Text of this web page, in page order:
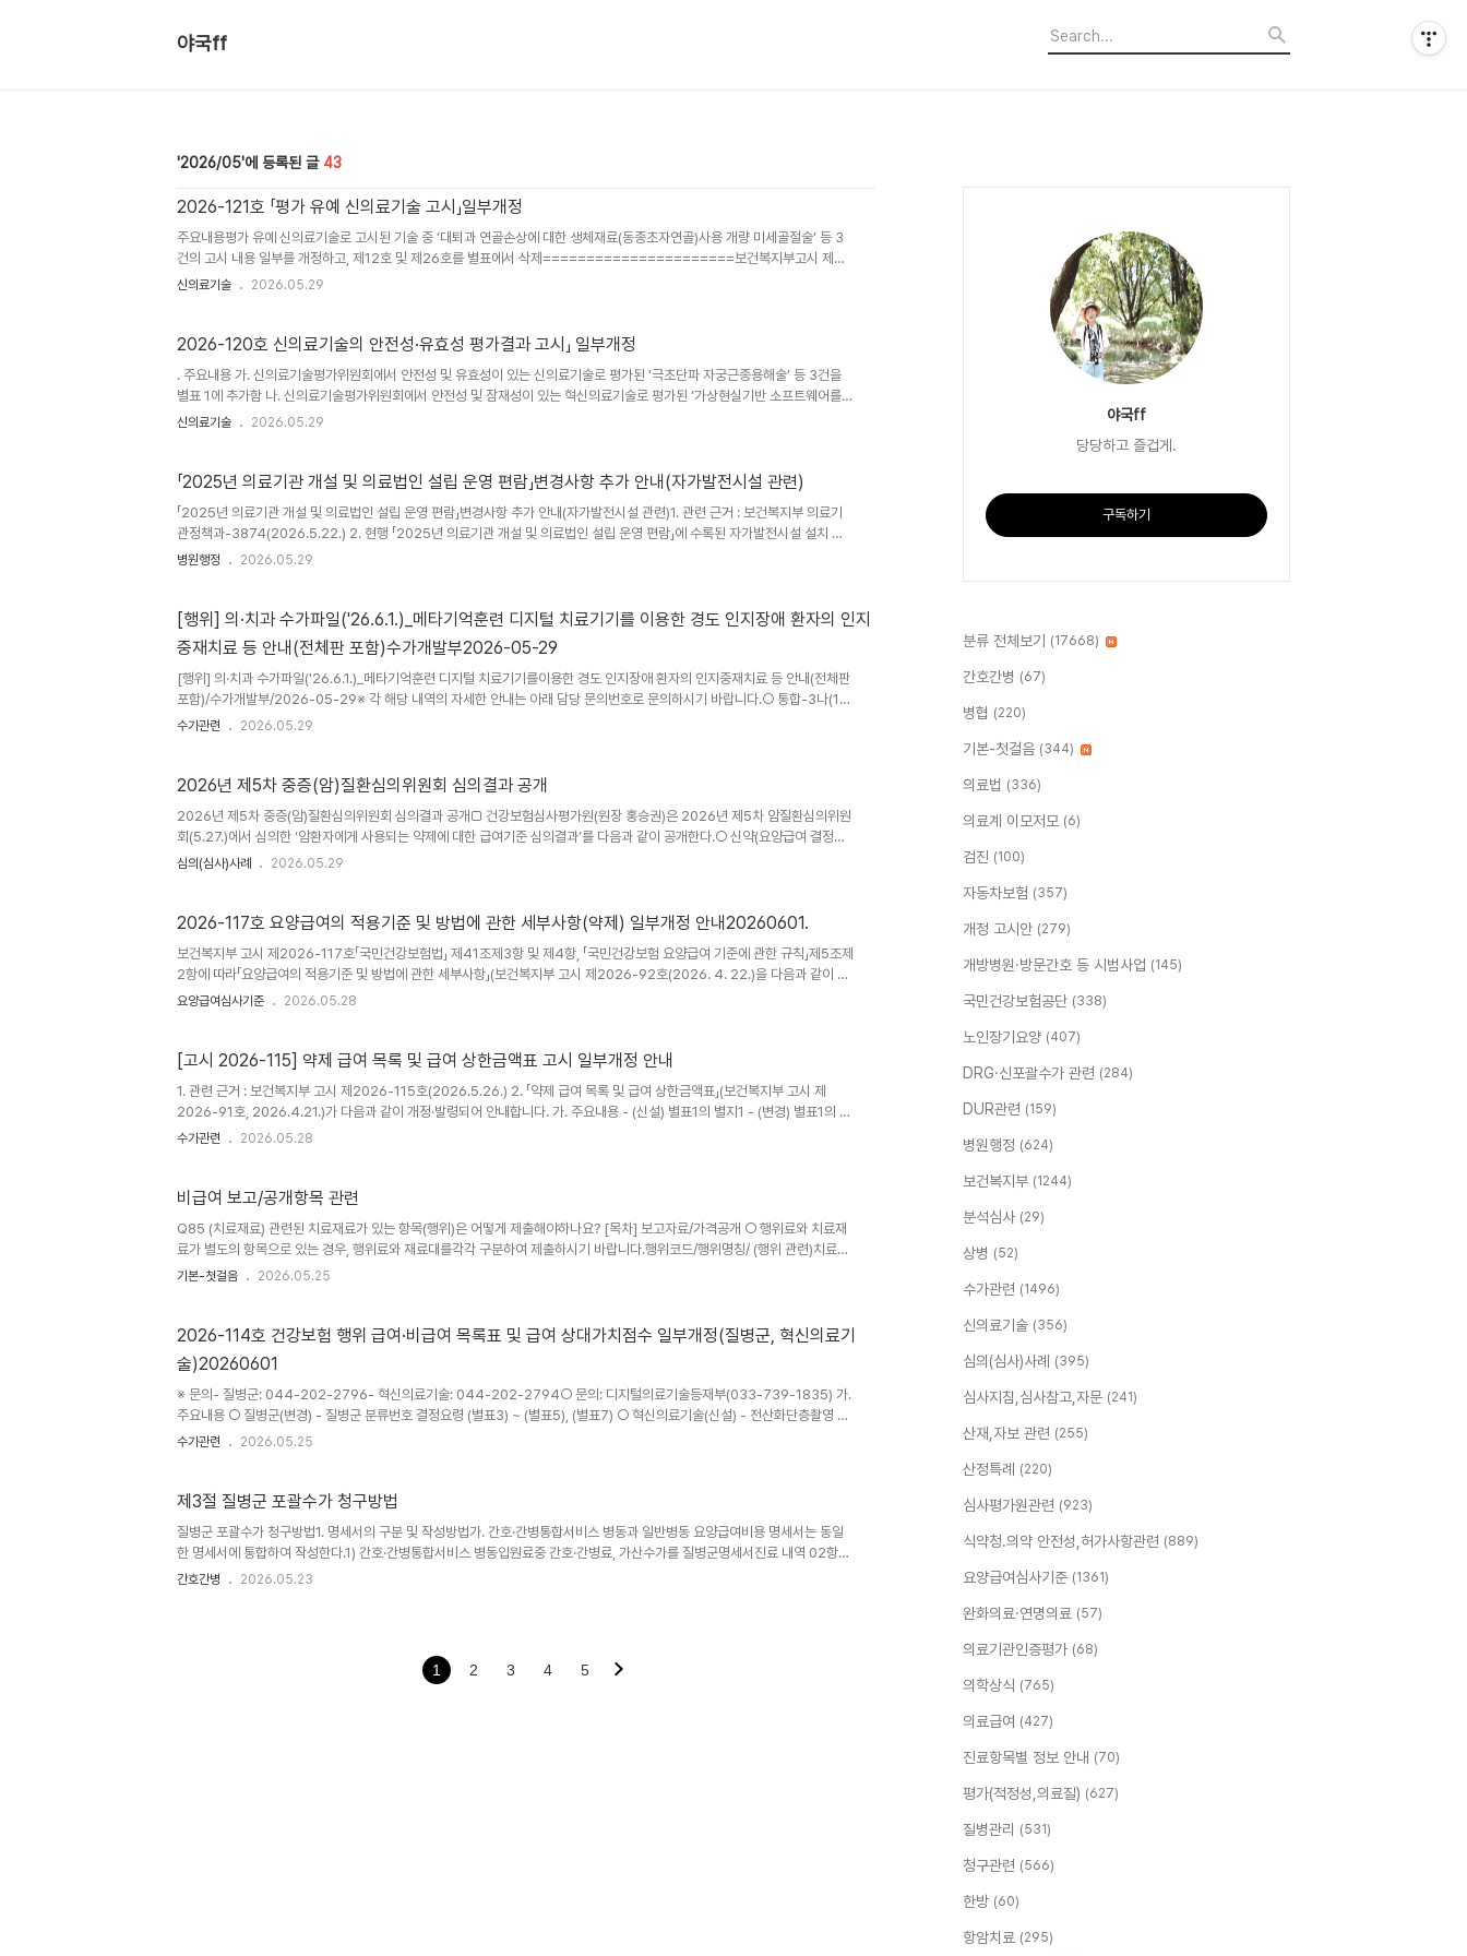
야국ff
2026/05 43
2026-121호 「평가 유예 신의료기술 고시」일부개정
주요내용평가 유예 신의료기술로 고시된 기술 중 ‘대퇴과 연골손상에 대한 생체재료(동종초자연골)사용 개량 미세골절술’ 등 3
건의 고시 내용 일부를 개정하고, 제12호 및 제26호를 별표에서 삭제======================보건복지부고시 제
2026 - 121호 「신의료기술평가에 관한 규칙」제3조제5항에 의한 「평가 유예 신의료기술 고시」(보건복지부 고시 제2026 -
임 1과 같이 변경한다. 부 칙이 고시는 발령한 날부터 시행한다. ［붙..
신의료기술 2026.05.29
2026-120호 신의료기술의 안전성·유효성 평가결과 고시」 일부개정
. 주요내용 가. 신의료기술평가위원회에서 안전성 및 유효성이 있는 신의료기술로 평가된 ‘극초단파 자궁근종용해술’ 등 3건을
별표 1에 추가함 나. 신의료기술평가위원회에서 안전성 및 잠재성이 있는 혁신의료기술로 평가된 ‘가상현실기반 소프트웨어를
이용한 성인 주요우울장애 환자의 인지행동치료’ 1건을 별표 3에 추가하고, 혁신의료기술로 고시된 기술 중 ‘선택적 망막치료술’
합니다.2026년 5월 29일보건복지부장관 「신의료기술의 안전성ㆍ유효성..
신의료기술 2026.05.29
「2025년 의료기관 개설 및 의료법인 설립 운영 편람」변경사항 추가 안내(자가발전시설 관련)
「2025년 의료기관 개설 및 의료법인 설립 운영 편람」변경사항 추가 안내(자가발전시설 관련)1. 관련 근거 : 보건복지부 의료기
관정책과-3874(2026.5.22.) 2. 현행 「2025년 의료기관 개설 및 의료법인 설립 운영 편람」에 수록된 자가발전시설 설치 및
운영 기준 관련 내용이 아래와 같이 보완되어 안내하오니 업무에 참고하시기 바랍니다. ※ 「2025년 의료기관 개설 및 의료법인
사 지적 사항 추가 붙임: 1. 자가발전시설..
병원행정 2026.05.29
[행위] 의·치과 수가파일('26.6.1.)_메타기억훈련 디지털 치료기기를 이용한 경도 인지장애 환자의 인지
중재치료 등 안내(전체판 포함)수가개발부2026-05-29
[행위] 의·치과 수가파일('26.6.1.)_메타기억훈련 디지털 치료기기를이용한 경도 인지장애 환자의 인지중재치료 등 안내(전체판
포함)/수가개발부/2026-05-29※ 각 해당 내역의 자세한 안내는 아래 담당 문의번호로 문의하시기 바랍니다.○ 통합-3나(1)
전산화단층촬영 혈관조영술 영상을 활용한 인공지능기반 뇌 대혈관폐색 선별 검사(제품명: JLK-LVO) 관련 (디지털의료기술등
의 인지중재치료(제품명: 코그테라(Cogthera)) ..
수가관련 2026.05.29
2026년 제5차 중증(암)질환심의위원회 심의결과 공개
2026년 제5차 중증(암)질환심의위원회 심의결과 공개□ 건강보험심사평가원(원장 홍승권)은 2026년 제5차 암질환심의위원
회(5.27.)에서 심의한 ‘암환자에게 사용되는 약제에 대한 급여기준 심의결과’를 다음과 같이 공개한다.○ 신약(요양급여 결정신
청) 및 급여기준 확대구분품 목제약사효능․효과심의결과요양급여결정신청림카토주(안발캅타젠오토류셀)주식회사큐로셀두 가
받은 적이 있고,엽산 수용체 알파(FRα) 양성이면서백금기반 화학요법에 저항성이 있는고등급 장액성 상피성..
심의(심사)사례 2026.05.29
2026-117호 요양급여의 적용기준 및 방법에 관한 세부사항(약제) 일부개정 안내20260601.
보건복지부 고시 제2026-117호「국민건강보험법」 제41조제3항 및 제4항, 「국민건강보험 요양급여 기준에 관한 규칙」제5조제
2항에 따라「요양급여의 적용기준 및 방법에 관한 세부사항」(보건복지부 고시 제2026-92호(2026. 4. 22.)을 다음과 같이 개
정ㆍ발령합니다.2026년 5월 27일보건복지부장관 「요양급여의 적용기준 및 방법에 관한 세부사항」일부개정 요양급여의 적용
Filgotinib 경구제(품명: 지셀레카정 10..
요양급여심사기준 2026.05.28
[고시 2026-115] 약제 급여 목록 및 급여 상한금액표 고시 일부개정 안내
1. 관련 근거 : 보건복지부 고시 제2026-115호(2026.5.26.) 2. 「약제 급여 목록 및 급여 상한금액표」(보건복지부 고시 제
2026-91호, 2026.4.21.)가 다음과 같이 개정·발령되어 안내합니다. 가. 주요내용 - (신설) 별표1의 별지1 - (변경) 별표1의 별
지2, 별지3, 별지4, 별지5 - (삭제)별표1의별지6, 별지7 나. 시행 : 붙임 참조 ※ 별표1의 개정 규정에도 불구하고 '별지6'에 따라
수가관련 2026.05.28
비급여 보고/공개항목 관련
Q85 (치료재료) 관련된 치료재료가 있는 항목(행위)은 어떻게 제출해야하나요? [목차] 보고자료/가격공개 ○ 행위료와 치료재
료가 별도의 항목으로 있는 경우, 행위료와 재료대를각각 구분하여 제출하시기 바랍니다.행위코드/행위명칭/ (행위 관련)치료재
료(개수) EZ8710000관상동맥내 광학파 단층촬영관상동맥내 광학파 단층촬영용(4) EZ9870000진공보조 유방 생검시 유
이용한 세침흡인술용(19)EZ9940000혈관내초음파 혈관내영상카테타(7)SZ08500..
기본-첫걸음 2026.05.25
2026-114호 건강보험 행위 급여·비급여 목록표 및 급여 상대가치점수 일부개정(질병군, 혁신의료기
술)20260601
※ 문의- 질병군: 044-202-2796- 혁신의료기술: 044-202-2794○ 문의: 디지털의료기술등재부(033-739-1835) 가.
주요내용 ○ 질병군(변경) - 질병군 분류번호 결정요령 (별표3) ~ (별표5), (별표7) ○ 혁신의료기술(신설) - 전산화단층촬영 혈
관조영술 영상을 활용한 인공지능기반 뇌 대혈관폐색 선별 검사 - 유방 초음파 영상을 활용한 인공지능기반 유방암 진단 보조 -
수가관련 2026.05.25
제3절 질병군 포괄수가 청구방법
질병군 포괄수가 청구방법1. 명세서의 구분 및 작성방법가. 간호·간병통합서비스 병동과 일반병동 요양급여비용 명세서는 동일
한 명세서에 통합하여 작성한다.1) 간호·간병통합서비스 병동입원료중 간호·간병료, 가산수가를 질병군명세서진료 내역 02항
01목에 산정하고 변경일 항목에 실시일자를 기재한다.2) 동일 수진자의간호·간병통합서비스 병동과 일반병동명세서는하나의명
간호간병 2026.05.23
1 2 3 4 5
야국ff
당당하고 즐겁게.
구독하기
분류 전체보기 (17668)
간호간병 (67)
병협 (220)
기본-첫걸음 (344)
의료법 (336)
의료계 이모저모 (6)
검진 (100)
자동차보험 (357)
개정 고시안 (279)
개방병원·방문간호 등 시범사업 (145)
국민건강보험공단 (338)
노인장기요양 (407)
DRG·신포괄수가 관련 (284)
DUR관련 (159)
병원행정 (624)
보건복지부 (1244)
분석심사 (29)
상병 (52)
수가관련 (1496)
신의료기술 (356)
심의(심사)사례 (395)
심사지침,심사참고,자문 (241)
산재,자보 관련 (255)
산정특례 (220)
심사평가원관련 (923)
식약청.의약 안전성,허가사항관련 (889)
요양급여심사기준 (1361)
완화의료·연명의료 (57)
의료기관인증평가 (68)
의학상식 (765)
의료급여 (427)
진료항목별 정보 안내 (70)
평가(적정성,의료질) (627)
질병관리 (531)
청구관련 (566)
한방 (60)
항암치료 (295)